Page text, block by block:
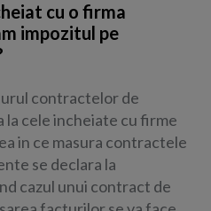
cu o firma
impozitul pe
contractelor de
cele incheiate cu firme
in ce masura contractele
se declara la
cazul unui contract de